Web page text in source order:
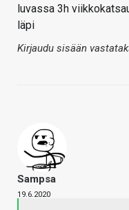
luvassa 3h
läpi
Kirjaudu sisään
Sampsa
19.6.2020